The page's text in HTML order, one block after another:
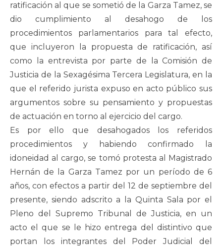
ratificación al que se sometió de la Garza Tamez, se
dio cumplimiento al desahogo de los
procedimientos parlamentarios para tal efecto,
que incluyeron la propuesta de ratificación, así
como la entrevista por parte de la Comisión de
Justicia de la Sexagésima Tercera Legislatura, en la
que el referido jurista expuso en acto público sus
argumentos sobre su pensamiento y propuestas
de actuación en torno al ejercicio del cargo.
Es por ello que desahogados los referidos
procedimientos y habiendo confirmado la
idoneidad al cargo, se tomó protesta al Magistrado
Hernán de la Garza Tamez por un período de 6
años, con efectos a partir del 12 de septiembre del
presente, siendo adscrito a la Quinta Sala por el
Pleno del Supremo Tribunal de Justicia, en un
acto el que se le hizo entrega del distintivo que
portan los integrantes del Poder Judicial del